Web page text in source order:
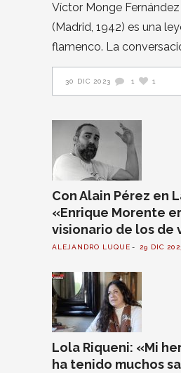
Víctor Monge Fernández
(Madrid, 1942) es una
flamenco. La
30 DIC 2023 1 1
Con Alain Pérez en
«Enrique Morente
visionario de los de
ALEJANDRO LUQUE 29 DIC
Lola Riqueni: «Mi
ha tenido muchos